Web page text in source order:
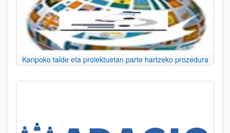
Kanpoko talde eta proiektuetan parte hartzeko prozedura